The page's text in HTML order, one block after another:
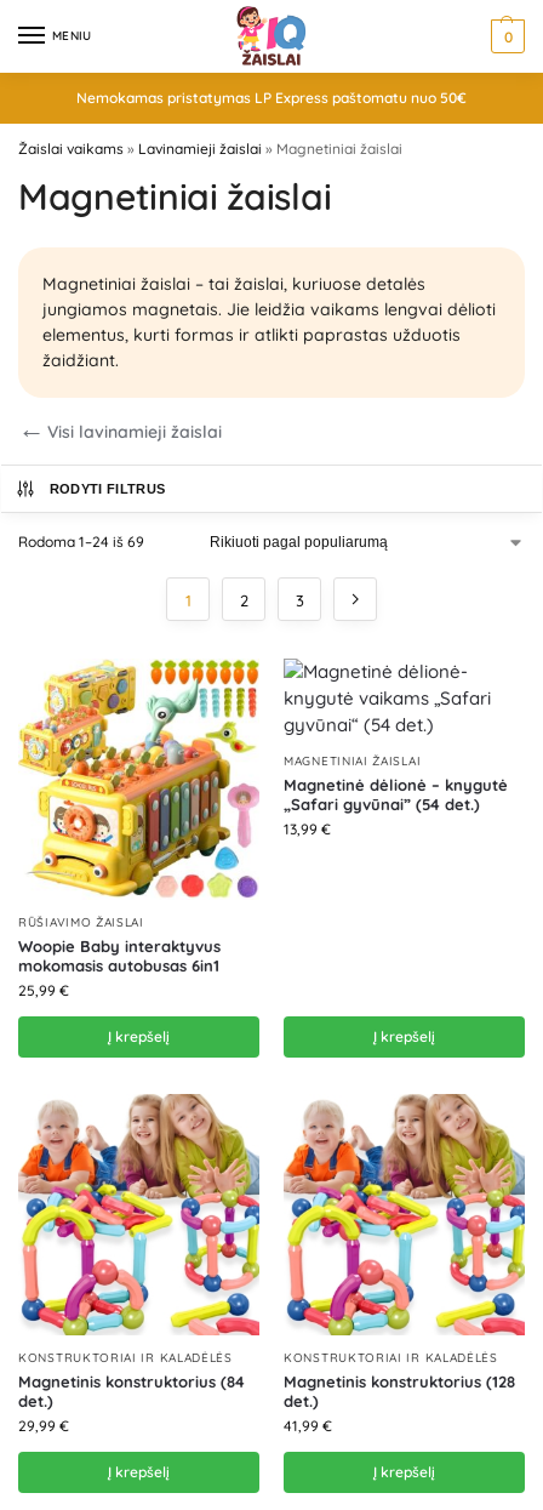
MENIU 0
Nemokamas pristatymas LP Express paštomatu nuo 50€
Žaislai vaikams » Lavinamieji žaislai » Magnetiniai žaislai
Magnetiniai žaislai
Magnetiniai žaislai – tai žaislai, kuriuose detalės
jungiamos magnetais. Jie leidžia vaikams lengvai dėlioti
elementus, kurti formas ir atlikti paprastas užduotis
žaidžiant.
Visi lavinamieji žaislai
RODYTI FILTRUS
Rodoma 1–24 iš 69
1 2 3
RŪŠIAVIMO ŽAISLAI
Woopie Baby interaktyvus
mokomasis autobusas 6in1
25,99 €
Į krepšelį
MAGNETINIAI ŽAISLAI
Magnetinė dėlionė – knygutė
„Safari gyvūnai” (54 det.)
13,99 €
Į krepšelį
KONSTRUKTORIAI IR KALADĖLĖS
Magnetinis konstruktorius (84
det.)
29,99 €
Į krepšelį
KONSTRUKTORIAI IR KALADĖLĖS
Magnetinis konstruktorius (128
det.)
41,99 €
Į krepšelį